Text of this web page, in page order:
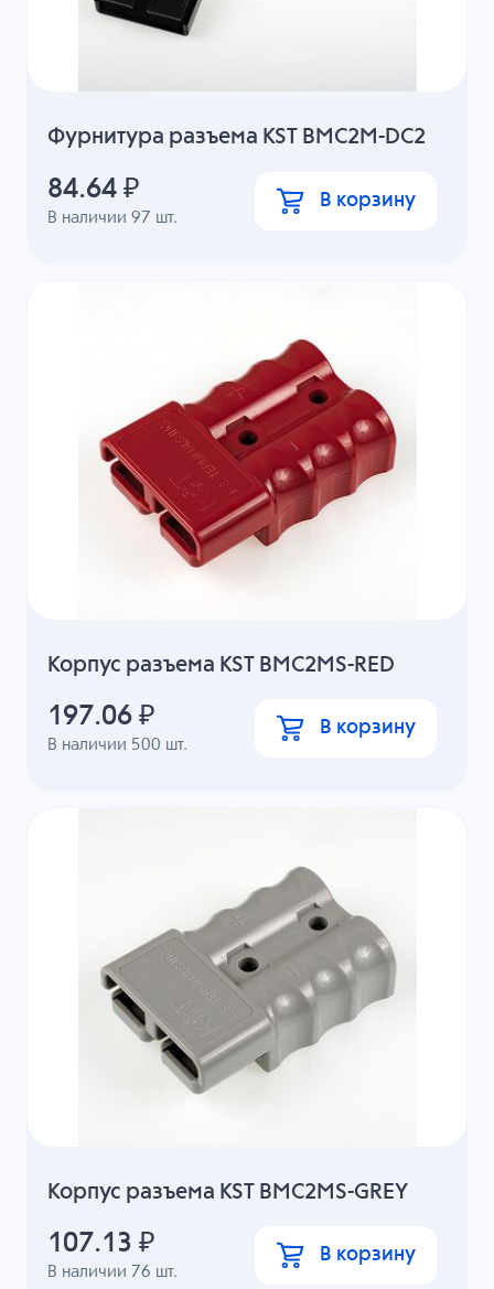
Фурнитура разъема KST BMC2M-DC2
В наличии97 шт.
84.64 ₽ В корзину
Корпус разъема KST BMC2MS-RED
В наличии 500 шт.
197.06 ₽ В корзину
Корпус разъема KST BMC2MS-GREY
В наличии 76 шт.
107.13 ₽ В корзину